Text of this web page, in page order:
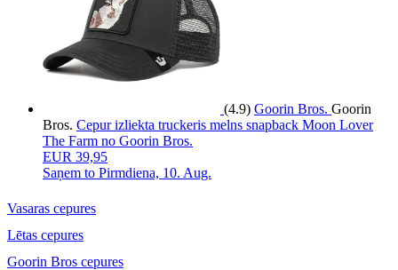
(4.9) Goorin Bros. Goorin
Bros. Cepur izliekta truckeris melns snapback Moon Lover
The Farm no Goorin Bros.
EUR 39,95
Saņem to Pirmdiena, 10. Aug.
Vasaras cepures
Lētas cepures
Goorin Bros cepures